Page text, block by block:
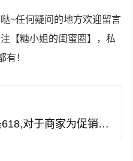
~任何疑问的地方欢迎留言
【糖小姐的闺蜜圈】，私
有！
618狂欢节文案:明天就是618,对于商家为促销而设的购物狂欢节，你是什么感觉？